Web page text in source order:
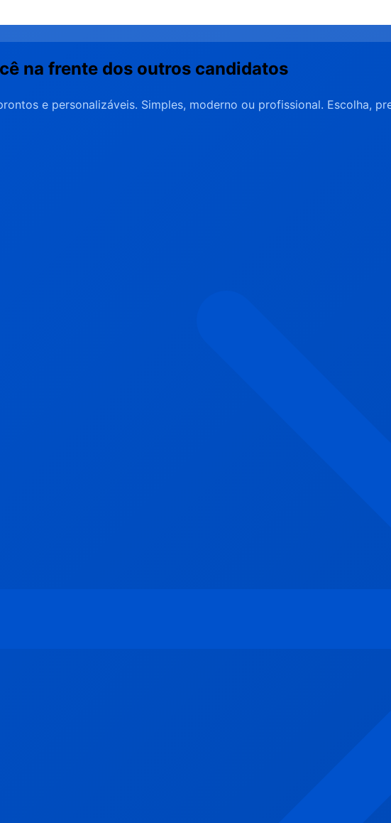
na frente dos outros candidatos
e personalizáveis. Simples, moderno ou profissional. Escolha,